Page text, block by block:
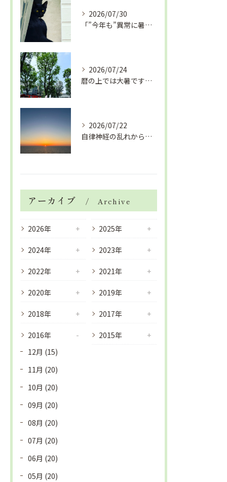
2026/07/30
「”今年も”異常に暑い夏」酷暑+冷房＝夏風邪、腰痛、ひざの痛...
2026/07/24
暦の上では大暑です！腰痛や肩こりから来る頭痛
2026/07/22
自律神経の乱れから生活習慣病、血液循環の滞り
アーカイブ Archive
2026年 2025年
2024年 2023年
2022年 2021年
2020年 2019年
2018年 2017年
2016年
12月 (15)
11月 (20)
10月 (20)
09月 (20)
08月 (20)
07月 (20)
06月 (20)
05月 (20)
2015年